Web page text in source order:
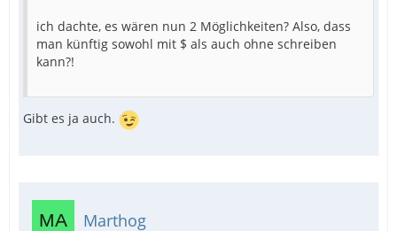
ich dachte, es wären nun 2 Möglichkeiten? Also, dass
man künftig sowohl mit $ als auch ohne schreiben
kann?!
Gibt es ja auch.
Marthog